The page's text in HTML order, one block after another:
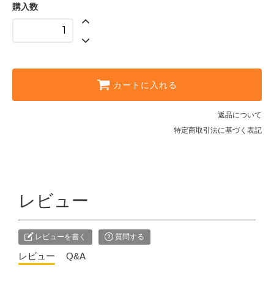
購入数
カートに入れる
返品について
特定商取引法に基づく表記
レビュー
レビューを書く 質問する
レビュー Q&A